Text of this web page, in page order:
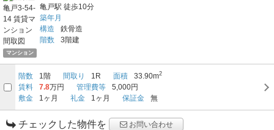
マンション
亀戸駅 徒歩10分
築年月
構造
鉄骨造
階数
3階建
階数 1階 間取り 1R 面積 33.90m2
賃料 7.8万円 管理費等
5,000円
敷金
1ヶ月 礼金 1ヶ月 保証金 無
チェックした物件を お問い合わせ